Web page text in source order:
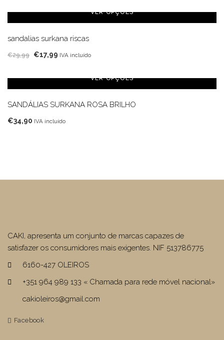
original
era:
€49,99.
atual
é:
€34,99.
VER OPÇÕES
sandalias surkana riscas
€29,99 O
original
era:
€29,99.
€17,99 O
atual
é:
€17,99.
IVA incluído
VER OPÇÕES
SANDÁLIAS SURKANA ROSA BRILHO
€34,90 IVA incluído
CAKI, apresenta um conjunto de marcas capazes de
satisfazer os consumidores mais exigentes. NIF 513786775
6160-427 OLEIROS
+351 964 989 133 « Chamada para rede móvel nacional»
cakioleiros@gmail.com
Facebook